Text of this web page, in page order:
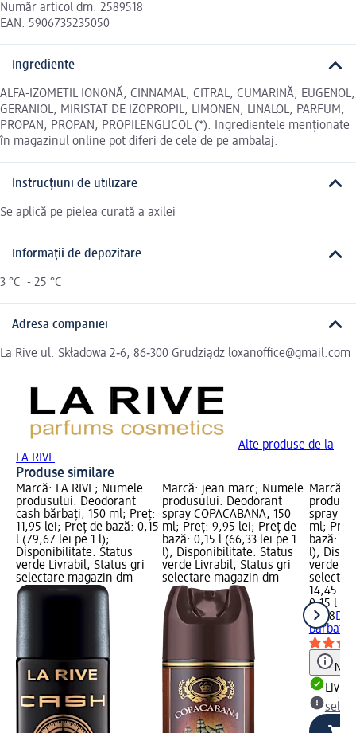
Număr articol dm: 2589518
EAN: 5906735235050
Ingrediente
ALFA-IZOMETIL IONONĂ, CINNAMAL, CITRAL, CUMARINĂ, EUGENOL,
GERANIOL, MIRISTAT DE IZOPROPIL, LIMONEN, LINALOL, PARFUM,
PROPAN, PROPAN, PROPILENGLICOL (*). Ingredientele menționate
în magazinul online pot diferi de cele de pe ambalaj.
Instrucțiuni de utilizare
Se aplică pe pielea curată a axilei
Informații de depozitare
3 °C - 25 °C
Adresa companiei
La Rive ul. Składowa 2‑6, 86‑300 Grudziądz loxanoffice@gmail.com
Alte produse de la
LA RIVE
Produse similare
Marcă: LA RIVE; Numele
produsului: Deodorant
cash bărbați, 150 ml; Preț:
11,95 lei; Preț de bază: 0,15
l (79,67 lei pe 1 l);
Disponibilitate: Status
verde Livrabil, Status gri
selectare magazin dm
Marcă: jean marc; Numele
produsului: Deodorant
spray COPACABANA, 150
ml; Preț: 9,95 lei; Preț de
bază: 0,15 l (66,33 lei pe 1
l); Disponibilitate: Status
verde Livrabil, Status gri
selectare magazin dm
Marcă:
spray
ml;
bază:
l);
verde
14,45 lei
0,15 l
STR8
bărbați,
Notă